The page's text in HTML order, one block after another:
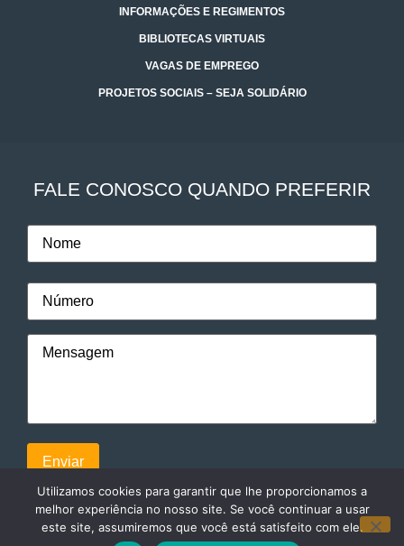
INFORMAÇÕES E REGIMENTOS
BIBLIOTECAS VIRTUAIS
VAGAS DE EMPREGO
PROJETOS SOCIAIS – SEJA SOLIDÁRIO
FALE CONOSCO QUANDO PREFERIR
Utilizamos cookies para garantir que lhe proporcionamos a
melhor experiência no nosso site. Se você continuar a usar
este site, assumiremos que você está satisfeito com ele.